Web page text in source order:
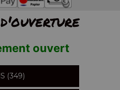
ouvert
(349)